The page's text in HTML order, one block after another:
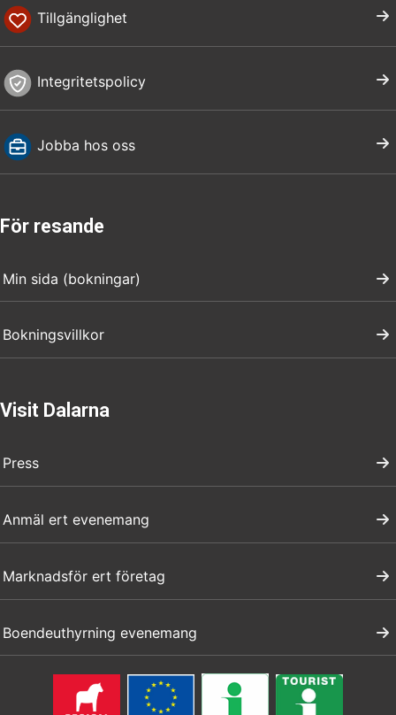
Tillgänglighet
Integritetspolicy
Jobba hos oss
För resande
Min sida (bokningar)
Bokningsvillkor
Visit Dalarna
Press
Anmäl ert evenemang
Marknadsför ert företag
Boendeuthyrning evenemang